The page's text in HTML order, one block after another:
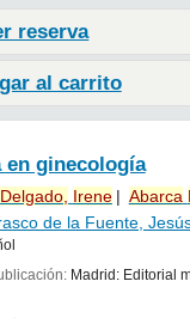
reserva
al carrito
en ginecología
Delgado, Irene Abarca
de la Fuente,
Madrid: Editorial